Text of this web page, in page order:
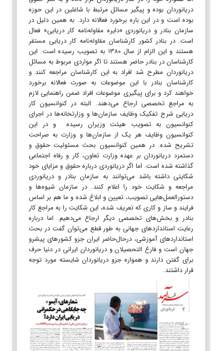
دریانوردان بوده و پیگیر مسائل مرتبط با شاغلین در این حوزه
بوده است و در این باره برخورد فعالانه دارد. به همین دلیل در
سازمان بنادر و دریانوردی «دایره مقاوله‌نامه کار دریایی» فعال
است. در بنادر کشور کارشناسان مقاوله‌نامه کار دریایی مستقر
هستند و این الزام از سال ۱۳۸۰ به تصویب رسیده است. این
کارشناسان در بنادر حاضر هستند تا اگر مواردی مربوط به مسائل
دریانوردان مطرح شد افراد به این کارشناسان مراجعه کنند و
کارشناسان بنادر با این موضوعات به صورت فعالانه برخورد
خواهند کرد و برای پیگیری موضوعات افراد ضمن راهنمایی لازم
به مراجع تخصصی ارجاع می‌دهند. البته در کنوانسیون کار
دریایی شرح تفکیک وظایف سازمان‌ها و وزارتخانه‌ها در اجرای
کنوانسیون به تصویب هیئت وزیران رسیده و در این
کنوانسیون وظایف هر یک از سازمان‌ها و وزارت به صراحت
تشریح شده. در همین کنوانسیون بحث مسئولیت حقوق و
دستمزد دریانوردان بر عهده وزارت تعاون، کار و رفاه اجتماعی
گذاشته شده است. اما اگر دریانوردی درباره حقوق و مزایای خود
شکایتی داشته باشد می‌توانند به سازمان بنادر و دریانوردی
مراجعه و شکایت خود را اعلام کنند. در سازمان شیوه‌ها و
دستورالعمل‌هایی تصویب، تعیین و ابلاغ شده و ما هم بر اساس
فرایند و ساز و کاری که تعریف شده، این شکایت را به مراجع کار
بنادر و بخش‌های تخصصی دیگر ارجاع می‌دهیم. اما درباره
رعایت استاندارد‌های جهانی به طور قطع می‌توان گفت در بحث
استاندارد‌های آموزشی، درحال‌حاضر ایران جزو کشور‌های پیشرو
جهان است و فارغ التحصیلان و دریانوردان ایرانی در دنیا حرف
برای گفتن دارند و همواره جزو دریانوردان شایسته مورد توجه
قرار داشتند.